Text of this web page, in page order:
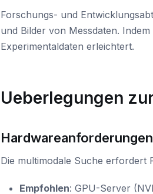
Forschungs- und
und Bilder von Messdaten.
Experimentaldaten erleichtert.
Ueberlegungen
Hardwareanforderungen
Die multimodale Suche erfordert
Empfohlen: GPU-Server